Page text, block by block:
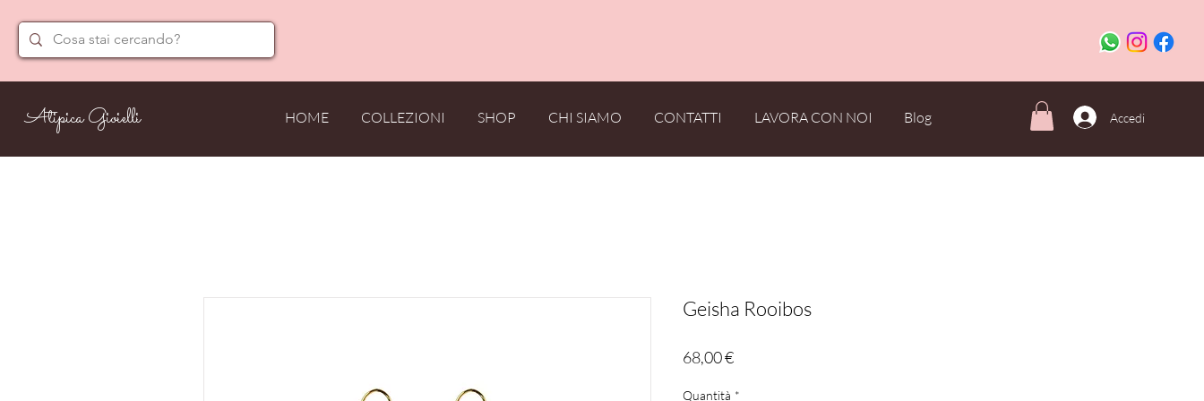
Atipica Gioielli HOME COLLEZIONI SHOP CHI SIAMO CONTATTI LAVORA CON NOI Blog Accedi
Geisha Rooibos
68,00 €Prezzo
Quantità *